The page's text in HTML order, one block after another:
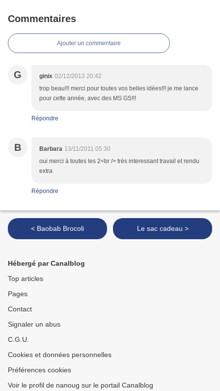
Commentaires
Ajouter un commentaire
G ginix 02/12/2013 20:42
trop beau!!! merci pour toutes vos belles idées!!! je me lance
pour cette année, avec des MS GS!!!
Répondre
B Barbara 13/11/2011 05:30
oui merci à toutes les 2<br /> très interessant travail et rendu
extra
Répondre
< Baobab Brocoli Le sac cadeau >
Hébergé par Canalblog
Top articles
Pages
Contact
Signaler un abus
C.G.U.
Cookies et données personnelles
Préférences cookies
Voir le profil de nanoug sur le portail Canalblog